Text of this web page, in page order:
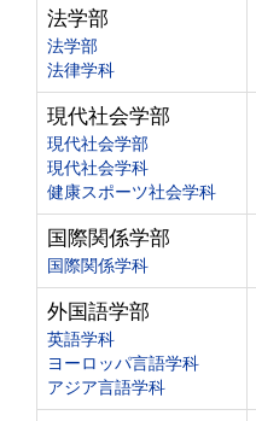
法学部
法学部
法律学科
現代社会学部
現代社会学部
現代社会学科
健康スポーツ社会学科
国際関係学部
国際関係学科
外国語学部
英語学科
ヨーロッパ言語学科
アジア言語学科